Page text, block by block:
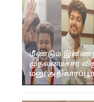
மீண்டும்
முதலமைச்சர்
மனு